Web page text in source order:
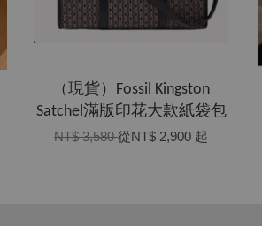
（現貨）Fossil Kingston
Satchel滿版印花大款紙袋包
NT$ 3,580從NT$ 2,900 起